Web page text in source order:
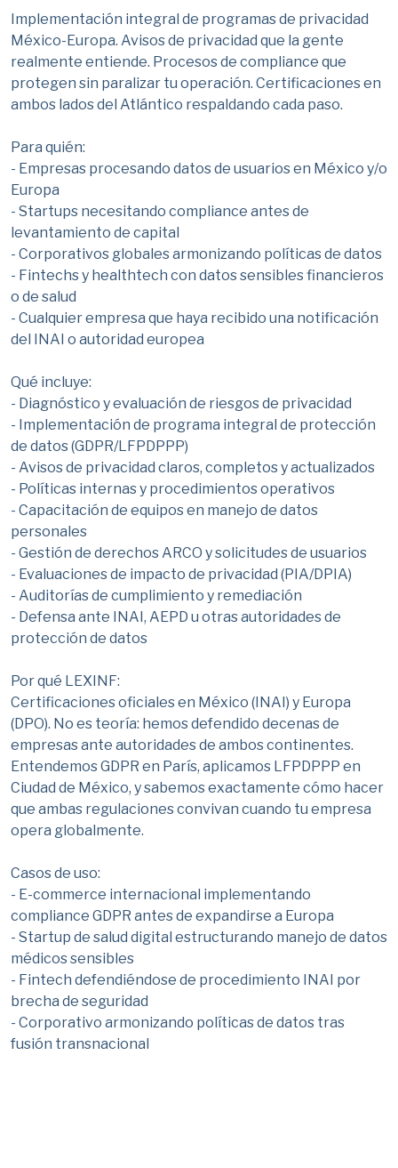
Implementación integral de programas de privacidad
México-Europa. Avisos de privacidad que la gente
realmente entiende. Procesos de compliance que
protegen sin paralizar tu operación. Certificaciones en
ambos lados del Atlántico respaldando cada paso.
Para quién:
- Empresas procesando datos de usuarios en México y/o
Europa
- Startups necesitando compliance antes de
levantamiento de capital
- Corporativos globales armonizando políticas de datos
- Fintechs y healthtech con datos sensibles financieros
o de salud
- Cualquier empresa que haya recibido una notificación
del INAI o autoridad europea
Qué incluye:
- Diagnóstico y evaluación de riesgos de privacidad
- Implementación de programa integral de protección
de datos (GDPR/LFPDPPP)
- Avisos de privacidad claros, completos y actualizados
- Políticas internas y procedimientos operativos
- Capacitación de equipos en manejo de datos
personales
- Gestión de derechos ARCO y solicitudes de usuarios
- Evaluaciones de impacto de privacidad (PIA/DPIA)
- Auditorías de cumplimiento y remediación
- Defensa ante INAI, AEPD u otras autoridades de
protección de datos
Por qué LEXINF:
Certificaciones oficiales en México (INAI) y Europa
(DPO). No es teoría: hemos defendido decenas de
empresas ante autoridades de ambos continentes.
Entendemos GDPR en París, aplicamos LFPDPPP en
Ciudad de México, y sabemos exactamente cómo hacer
que ambas regulaciones convivan cuando tu empresa
opera globalmente.
Casos de uso:
- E-commerce internacional implementando
compliance GDPR antes de expandirse a Europa
- Startup de salud digital estructurando manejo de datos
médicos sensibles
- Fintech defendiéndose de procedimiento INAI por
brecha de seguridad
- Corporativo armonizando políticas de datos tras
fusión transnacional